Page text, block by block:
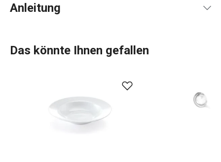
Anleitung
Das könnte Ihnen gefallen